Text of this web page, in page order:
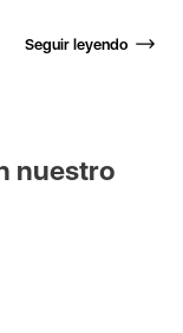
Seguir leyendo
nuestro